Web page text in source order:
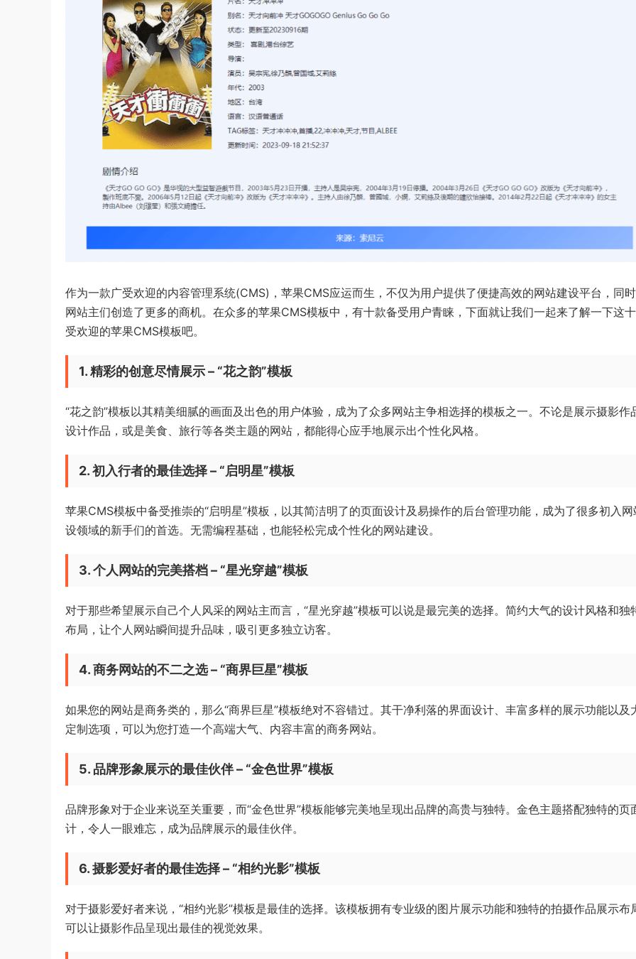
作为一款广受欢迎的内容管理系统(CMS)，苹果CMS应运而生，不仅为用户提供了便捷高效的网站建设平台，同
网站主们创造了更多的商机。在众多的苹果CMS模板中，有十款备受用户青睐，下面就让我们一起来了解一下这
受欢迎的苹果CMS模板吧。
1. 精彩的创意尽情展示 – “花之韵”模板
“花之韵”模板以其精美细腻的画面及出色的用户体验，成为了众多网站主争相选择的模板之一。不论是展示摄影作
设计作品，或是美食、旅行等各类主题的网站，都能得心应手地展示出个性化风格。
2. 初入行者的最佳选择 – “启明星”模板
苹果CMS模板中备受推崇的“启明星”模板，以其简洁明了的页面设计及易操作的后台管理功能，成为了很多初入网
设领域的新手们的首选。无需编程基础，也能轻松完成个性化的网站建设。
3. 个人网站的完美搭档 – “星光穿越”模板
对于那些希望展示自己个人风采的网站主而言，“星光穿越”模板可以说是最完美的选择。简约大气的设计风格和独
布局，让个人网站瞬间提升品味，吸引更多独立访客。
4. 商务网站的不二之选 – “商界巨星”模板
如果您的网站是商务类的，那么“商界巨星”模板绝对不容错过。其干净利落的界面设计、丰富多样的展示功能以及
定制选项，可以为您打造一个高端大气、内容丰富的商务网站。
5. 品牌形象展示的最佳伙伴 – “金色世界”模板
品牌形象对于企业来说至关重要，而“金色世界”模板能够完美地呈现出品牌的高贵与独特。金色主题搭配独特的页
计，令人一眼难忘，成为品牌展示的最佳伙伴。
6. 摄影爱好者的最佳选择 – “相约光影”模板
对于摄影爱好者来说，“相约光影”模板是最佳的选择。该模板拥有专业级的图片展示功能和独特的拍摄作品展示布
可以让摄影作品呈现出最佳的视觉效果。